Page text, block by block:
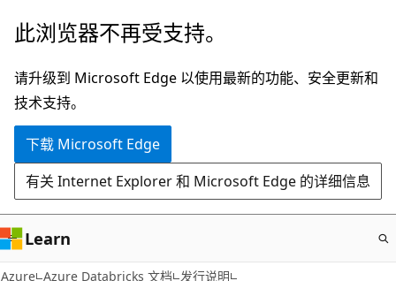
跳
主
要
内
此浏览器不再受支持。
请升级到 Microsoft Edge 以使用最新的功能、安全更新和
技术支持。
下载 Microsoft Edge
有关 Internet Explorer 和 Microsoft Edge 的详细信息
Learn
Azure Azure Databricks 文档 发行说明